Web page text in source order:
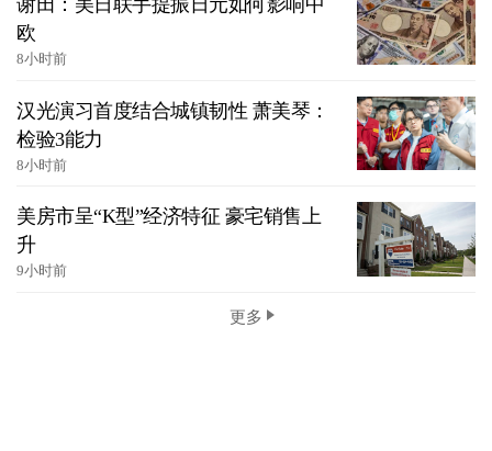
谢田：美日联手提振日元如何影响中
欧
8小时前
汉光演习首度结合城镇韧性 萧美琴：
检验3能力
8小时前
美房市呈“K型”经济特征 豪宅销售上
升
9小时前
更多